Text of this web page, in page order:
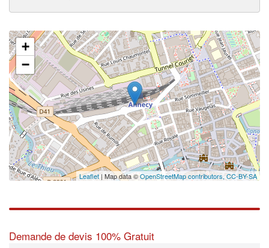
+
−
Leaflet | Map data ©OpenStreetMap contributors, CC-BY-SA
Demande de devis 100% Gratuit